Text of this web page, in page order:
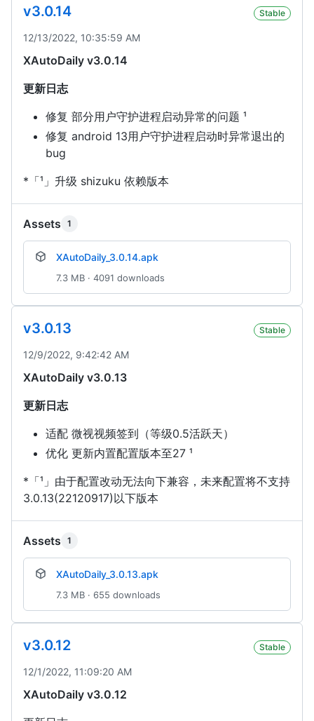
v3.0.14 Stable
12/13/2022, 10:35:59 AM
XAutoDaily v3.0.14
更新日志
修复 部分用户守护进程启动异常的问题 ¹
修复 android 13用户守护进程启动时异常退出的
bug
*「¹」升级 shizuku 依赖版本
Assets 1
XAutoDaily_3.0.14.apk
7.3 MB · 4091 downloads
v3.0.13 Stable
12/9/2022, 9:42:42 AM
XAutoDaily v3.0.13
更新日志
适配 微视视频签到（等级0.5活跃天）
优化 更新内置配置版本至27 ¹
*「¹」由于配置改动无法向下兼容，未来配置将不支持
3.0.13(22120917)以下版本
Assets 1
XAutoDaily_3.0.13.apk
7.3 MB · 655 downloads
v3.0.12 Stable
12/1/2022, 11:09:20 AM
XAutoDaily v3.0.12